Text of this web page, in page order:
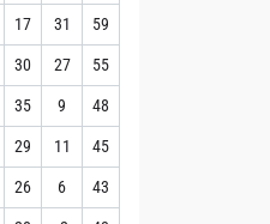
17 31 59
30 27 55
35 9 48
29 11 45
26 6 43